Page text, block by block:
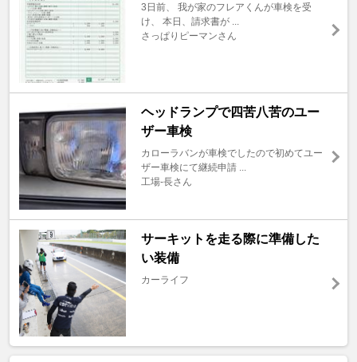
3日前、 我が家のフレアくんが車検を受
け、 本日、請求書が ...
さっぱりピーマンさん
ヘッドランプで四苦八苦のユー
ザー車検
カローラバンが車検でしたので初めてユー
ザー車検にて継続申請 ...
工場‐長さん
サーキットを走る際に準備した
い装備
カーライフ